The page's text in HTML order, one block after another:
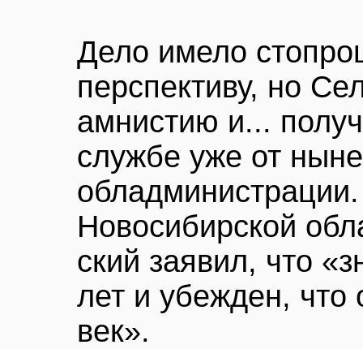
Дело имело
перспективу, но
амнистию и...
службе уже от
Новосибирской
ский заявил, что
лет и убежден,
век».